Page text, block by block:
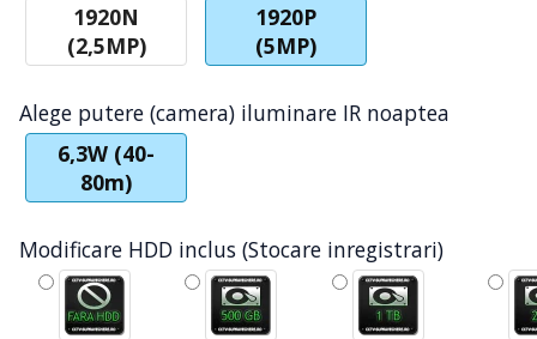
1920N
(2,5MP)
1920P
(5MP)
Alege putere (camera) iluminare IR noaptea
6,3W (40-
80m)
Modificare HDD inclus (Stocare inregistrari)